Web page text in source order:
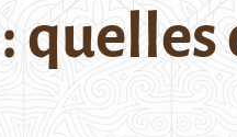
quelles